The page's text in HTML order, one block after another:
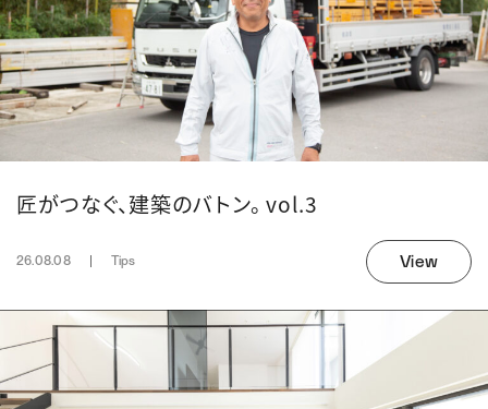
匠がつなぐ、建築のバトン。 vol.3
26.08.08 Tips View